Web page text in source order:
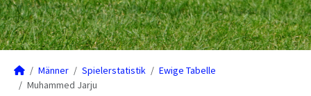
Männer Spielerstatistik
Ewige Tabelle
Muhammed Jarju